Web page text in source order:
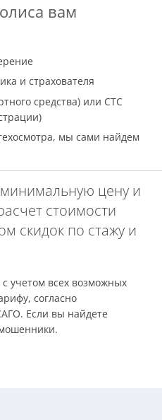
вам
и страхователя
средства) или СТС
мы сами найдем
цену и
стоимости
скидок по стажу и
учетом всех возможных
согласно
Если вы найдете